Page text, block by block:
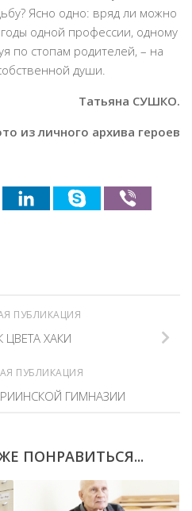
Ясно одно: вряд ли можно
одной профессии, одному
по стопам родителей, – на
души.
Татьяна СУШКО.
из личного архива героев
ПУБЛИКАЦИЯ
ЦВЕТА ХАКИ
ПУБЛИКАЦИЯ
ГИМНАЗИИ
ПОНРАВИТЬСЯ...